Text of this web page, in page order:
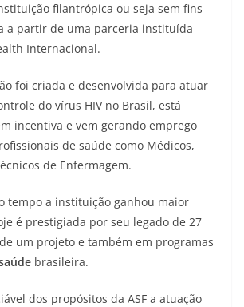
filantrópica ou seja sem fins
a partir de uma parceria instituída
Internacional.
foi criada e desenvolvida para atuar
do vírus HIV no Brasil, está
incentiva e vem gerando emprego
de saúde como Médicos,
de Enfermagem.
tempo a instituição ganhou maior
é prestigiada por seu legado de 27
um projeto e também em programas
brasileira.
dos propósitos da ASF a atuação